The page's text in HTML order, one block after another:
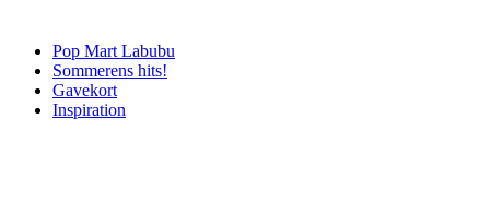
Pop Mart Labubu
Sommerens hits!
Gavekort
Inspiration